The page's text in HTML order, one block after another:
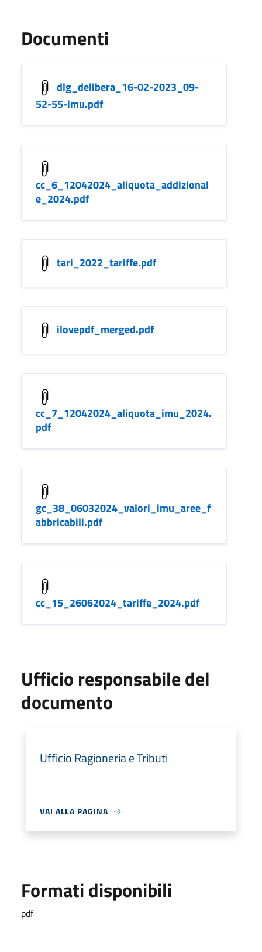
Documenti
dlg_delibera_16-02-2023_09-
52-55-imu.pdf
cc_6_12042024_aliquota_addizional
e_2024.pdf
tari_2022_tariffe.pdf
ilovepdf_merged.pdf
cc_7_12042024_aliquota_imu_2024.
pdf
gc_38_06032024_valori_imu_aree_f
abbricabili.pdf
cc_15_26062024_tariffe_2024.pdf
Ufficio responsabile del
documento
Ufficio Ragioneria e Tributi
VAI ALLA PAGINA
Formati disponibili
pdf